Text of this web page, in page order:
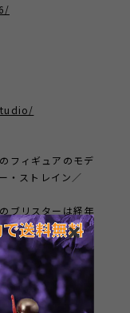
フィギュアのモデ
・ストレイン／
ブリスターは経年